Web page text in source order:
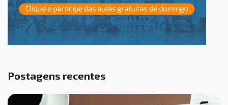
Postagens recentes